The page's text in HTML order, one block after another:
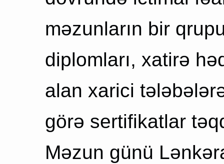
məzunların bir
diplomları, xatirə
alan xarici
görə sertifikatlar
Məzun günü